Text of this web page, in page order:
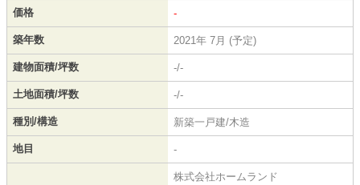
価格 -
築年数 2021年 7月 (予定)
建物面積/坪数 -/-
土地面積/坪数 -/-
種別/構造 新築一戸建/木造
地目 -
株式会社ホームランド